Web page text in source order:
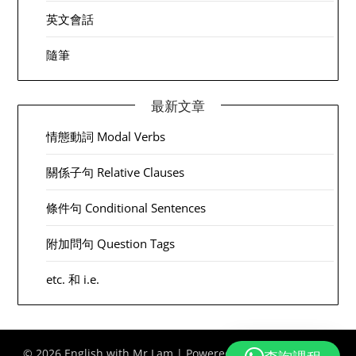
英文會話
隨筆
最新文章
情態動詞 Modal Verbs
關係子句 Relative Clauses
條件句 Conditional Sentences
附加問句 Question Tags
etc. 和 i.e.
© 2026 English with Mr Lam | Powered byMinimalist Blog